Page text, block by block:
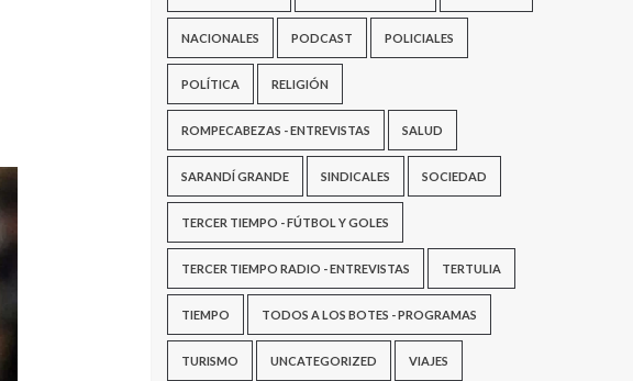
NACIONALES PODCAST POLICIALES
POLÍTICA RELIGIÓN
ROMPECABEZAS - ENTREVISTAS SALUD
SARANDÍ GRANDE SINDICALES SOCIEDAD
TERCER TIEMPO - FÚTBOL Y GOLES
TERCER TIEMPO RADIO - ENTREVISTAS TERTULIA
TIEMPO TODOS A LOS BOTES - PROGRAMAS
TURISMO UNCATEGORIZED VIAJES